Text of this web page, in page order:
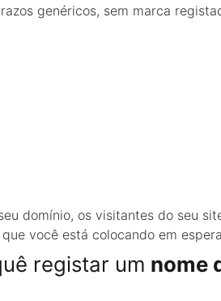
genéricos, sem marca
domínio, os visitantes do seu
você está colocando em
registar um nome